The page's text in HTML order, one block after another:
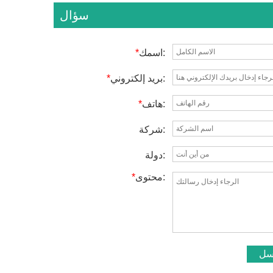
سؤال
* اسمك:
* بريد إلكتروني:
* هاتف:
شركة:
دولة:
* محتوى: